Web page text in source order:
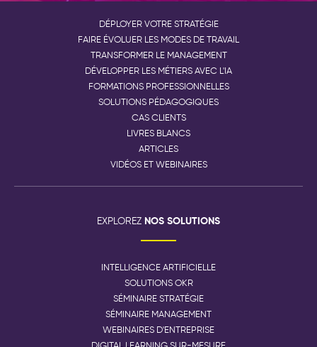
DÉPLOYER VOTRE STRATÉGIE
FAIRE ÉVOLUER LES MODES DE TRAVAIL
TRANSFORMER LE MANAGEMENT
DÉVELOPPER LES MÉTIERS AVEC L'IA
FORMATIONS PROFESSIONNELLES
SOLUTIONS PÉDAGOGIQUES
CAS CLIENTS
LIVRES BLANCS
ARTICLES
VIDÉOS ET WEBINAIRES
EXPLOREZ NOS SOLUTIONS
INTELLIGENCE ARTIFICIELLE
SOLUTIONS OKR
SÉMINAIRE STRATÉGIE
SÉMINAIRE MANAGEMENT
WEBINAIRES D'ENTREPRISE